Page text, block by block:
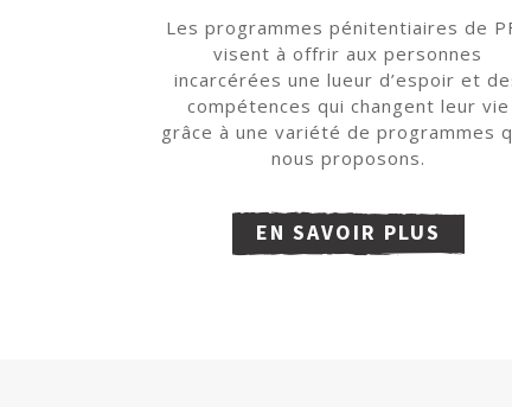
Les programmes pénitentiaires de
visent à offrir aux personnes
incarcérées une lueur d’espoir et
compétences qui changent leur vie
grâce à une variété de programmes
nous proposons.
EN SAVOIR PLUS